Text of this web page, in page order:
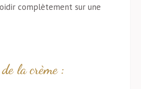
complètement sur une
la crème :